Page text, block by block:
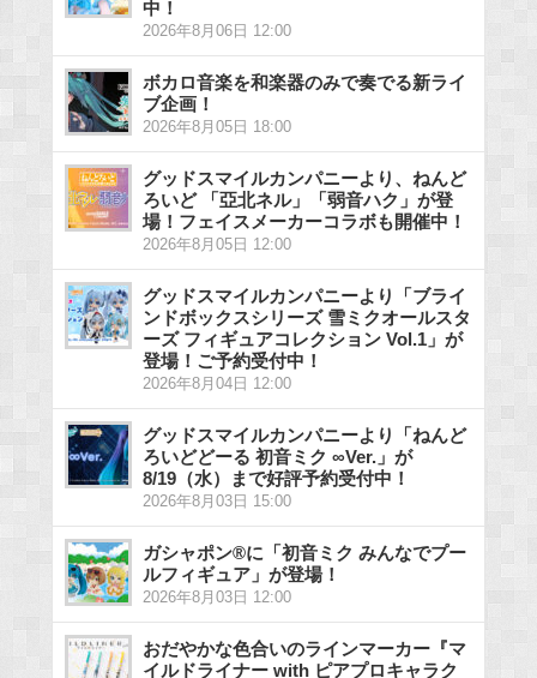
中！
2026年8月06日 12:00
ボカロ音楽を和楽器のみで奏でる新ライ
ブ企画！
2026年8月05日 18:00
グッドスマイルカンパニーより、ねんど
ろいど 「亞北ネル」「弱音ハク」が登
場！フェイスメーカーコラボも開催中！
2026年8月05日 12:00
グッドスマイルカンパニーより「ブライ
ンドボックスシリーズ 雪ミクオールスタ
ーズ フィギュアコレクション Vol.1」が
登場！ご予約受付中！
2026年8月04日 12:00
グッドスマイルカンパニーより「ねんど
ろいどどーる 初音ミク ∞Ver.」が
8/19（水）まで好評予約受付中！
2026年8月03日 15:00
ガシャポン®に「初音ミク みんなでプー
ルフィギュア」が登場！
2026年8月03日 12:00
おだやかな色合いのラインマーカー『マ
イルドライナー with ピアプロキャラク